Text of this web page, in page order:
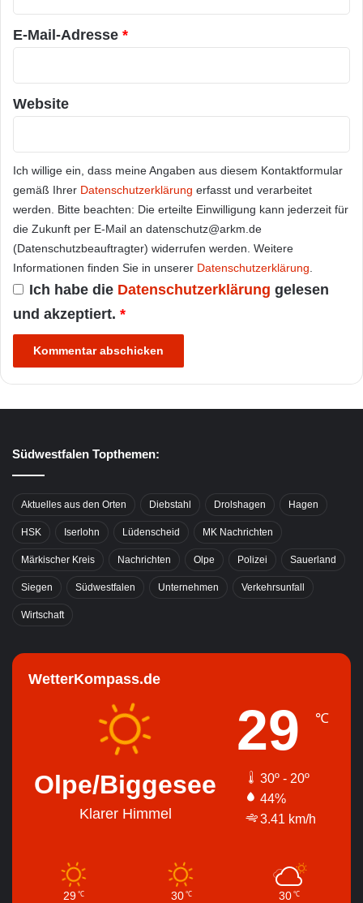
*
E-Mail-Adresse *
Website
Ich willige ein, dass meine Angaben aus diesem Kontaktformular
gemäß Ihrer Datenschutzerklärung erfasst und verarbeitet
werden. Bitte beachten: Die erteilte Einwilligung kann jederzeit für
die Zukunft per E-Mail an datenschutz@arkm.de
(Datenschutzbeauftragter) widerrufen werden. Weitere
Informationen finden Sie in unserer Datenschutzerklärung
Ich habe die Datenschutzerklärung gelesen
und akzeptiert. *
Südwestfalen Topthemen:
Aktuelles aus den Orten Diebstahl Drolshagen Hagen
HSK Iserlohn Lüdenscheid MK Nachrichten
Märkischer Kreis Nachrichten Olpe Polizei Sauerland
Siegen Südwestfalen Unternehmen Verkehrsunfall
Wirtschaft
WetterKompass.de
Olpe/Biggesee
Klarer Himmel
29 ℃
30º - 20º
44%
3.41 km/h
29 ℃ 30 ℃ 30 ℃